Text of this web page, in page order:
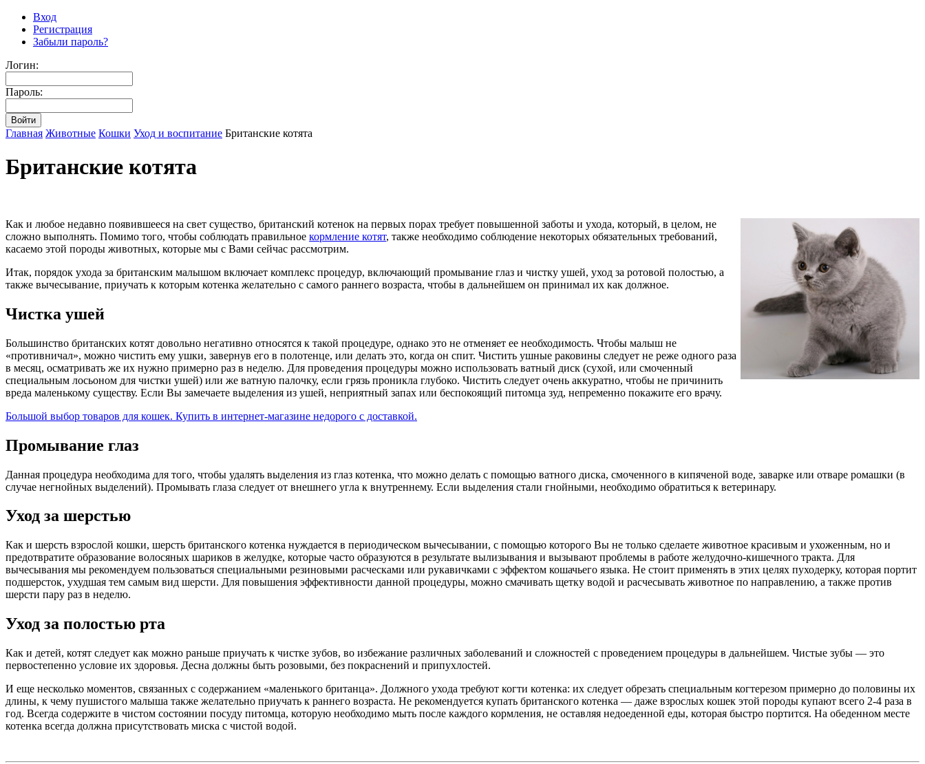
Вход
Регистрация
Забыли пароль?
Логин:
Пароль:
Главная Животные Кошки Уход и воспитание Британские котята
Британские котята
Как и любое недавно появившееся на свет существо, британский котенок на первых порах требует повышенной заботы и ухода, который, в целом, не
сложно выполнять. Помимо того, чтобы соблюдать правильное кормление котят, также необходимо соблюдение некоторых обязательных требований,
касаемо этой породы животных, которые мы с Вами сейчас рассмотрим.
Итак, порядок ухода за британским малышом включает комплекс процедур, включающий промывание глаз и чистку ушей, уход за ротовой полостью, а
также вычесывание, приучать к которым котенка желательно с самого раннего возраста, чтобы в дальнейшем он принимал их как должное.
Чистка ушей
Большинство британских котят довольно негативно относятся к такой процедуре, однако это не отменяет ее необходимость. Чтобы малыш не
«противничал», можно чистить ему ушки, завернув его в полотенце, или делать это, когда он спит. Чистить ушные раковины следует не реже одного раза
в месяц, осматривать же их нужно примерно раз в неделю. Для проведения процедуры можно использовать ватный диск (сухой, или смоченный
специальным лосьоном для чистки ушей) или же ватную палочку, если грязь проникла глубоко. Чистить следует очень аккуратно, чтобы не причинить
вреда маленькому существу. Если Вы замечаете выделения из ушей, неприятный запах или беспокоящий питомца зуд, непременно покажите его врачу.
Большой выбор товаров для кошек. Купить в интернет-магазине недорого с доставкой.
Промывание глаз
Данная процедура необходима для того, чтобы удалять выделения из глаз котенка, что можно делать с помощью ватного диска, смоченного в кипяченой воде, заварке или отваре ромашки (в
случае негнойных выделений). Промывать глаза следует от внешнего угла к внутреннему. Если выделения стали гнойными, необходимо обратиться к ветеринару.
Уход за шерстью
Как и шерсть взрослой кошки, шерсть британского котенка нуждается в периодическом вычесывании, с помощью которого Вы не только сделаете животное красивым и ухоженным, но и
предотвратите образование волосяных шариков в желудке, которые часто образуются в результате вылизывания и вызывают проблемы в работе желудочно-кишечного тракта. Для
вычесывания мы рекомендуем пользоваться специальными резиновыми расческами или рукавичками с эффектом кошачьего языка. Не стоит применять в этих целях пуходерку, которая портит
подшерсток, ухудшая тем самым вид шерсти. Для повышения эффективности данной процедуры, можно смачивать щетку водой и расчесывать животное по направлению, а также против
шерсти пару раз в неделю.
Уход за полостью рта
Как и детей, котят следует как можно раньше приучать к чистке зубов, во избежание различных заболеваний и сложностей с проведением процедуры в дальнейшем. Чистые зубы — это
первостепенно условие их здоровья. Десна должны быть розовыми, без покраснений и припухлостей.
И еще несколько моментов, связанных с содержанием «маленького британца». Должного ухода требуют когти котенка: их следует обрезать специальным когтерезом примерно до половины их
длины, к чему пушистого малыша также желательно приучать к раннего возраста. Не рекомендуется купать британского котенка — даже взрослых кошек этой породы купают всего 2-4 раза в
год. Всегда содержите в чистом состоянии посуду питомца, которую необходимо мыть после каждого кормления, не оставляя недоеденной еды, которая быстро портится. На обеденном месте
котенка всегда должна присутствовать миска с чистой водой.